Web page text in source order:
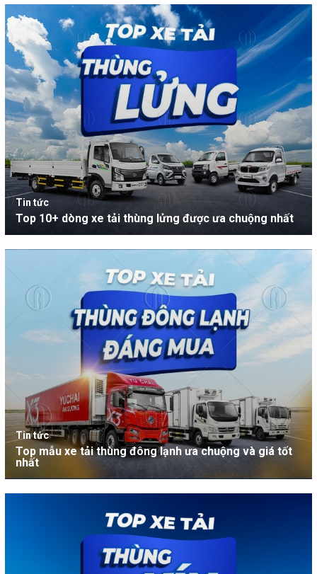
Tin tức
Top 10+ dòng xe tải thùng lửng được ưa chuộng nhất
Tin tức
Top mẫu xe tải thùng đông lạnh ưa chuộng và giá tốt
nhất